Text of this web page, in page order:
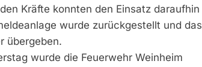
Kräfte konnten den Einsatz daraufhin
wurde zurückgestellt und das
übergeben.
wurde die Feuerwehr Weinheim